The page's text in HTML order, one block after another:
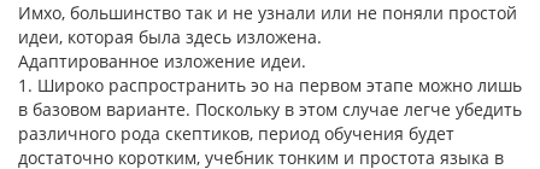
Имхо, большинство так и не узнали или не поняли простой
идеи, которая была здесь изложена.
Адаптированное изложение идеи.
1. Широко распространить эо на первом этапе можно лишь
в базовом варианте. Поскольку в этом случае легче убедить
различного рода скептиков, период обучения будет
достаточно коротким, учебник тонким и простота языка в